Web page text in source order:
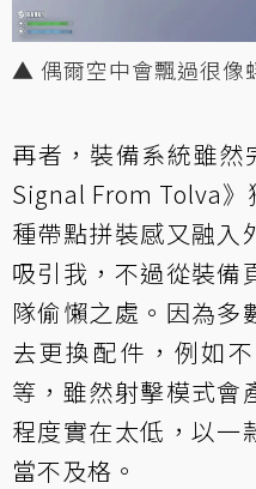
▲ 偶爾空中會飄過很像
再者，裝備系統雖
Signal From Tolva》
種帶點拼裝感又融入
吸引我，不過從裝備
隊偷懶之處。因為多
去更換配件，例如
等，雖然射擊模式會
程度實在太低，以一
當不及格。